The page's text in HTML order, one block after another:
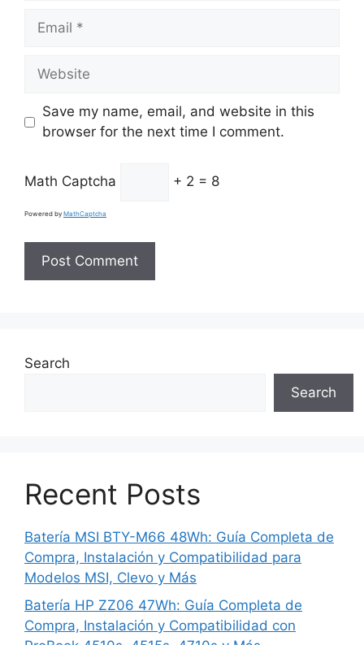
Email
Website
Save my name, email, and website in this
browser for the next time I comment.
Math Captcha + 2 = 8
Powered by MathCaptcha
Search
Search
Recent Posts
Batería MSI BTY-M66 48Wh: Guía Completa de
Compra, Instalación y Compatibilidad para
Modelos MSI, Clevo y Más
Batería HP ZZ06 47Wh: Guía Completa de
Compra, Instalación y Compatibilidad con